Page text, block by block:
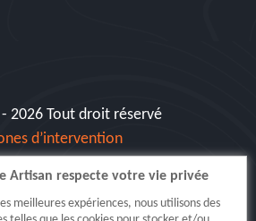
2026 Tout droit réservé
d’intervention
515 062 404 000 30
Artisan respecte votre vie privée
meilleures expériences, nous utilisons des